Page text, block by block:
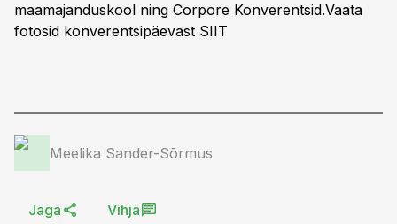
maamajanduskool ning Corpore Konverentsid.Vaata
fotosid konverentsipäevast SIIT
Meelika Sander-Sõrmus
Jaga Vihja